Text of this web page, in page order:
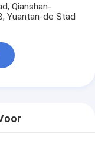
Qianshan-
Yuantan-de Stad